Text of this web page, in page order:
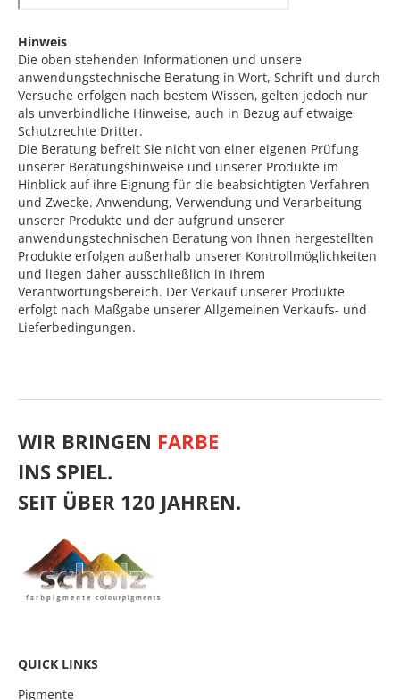
Hinweis
Die oben stehenden Informationen und unsere
anwendungstechnische Beratung in Wort, Schrift und durch
Versuche erfolgen nach bestem Wissen, gelten jedoch nur
als unverbindliche Hinweise, auch in Bezug auf etwaige
Schutzrechte Dritter.
Die Beratung befreit Sie nicht von einer eigenen Prüfung
unserer Beratungshinweise und unserer Produkte im
Hinblick auf ihre Eignung für die beabsichtigten Verfahren
und Zwecke. Anwendung, Verwendung und Verarbeitung
unserer Produkte und der aufgrund unserer
anwendungstechnischen Beratung von Ihnen hergestellten
Produkte erfolgen außerhalb unserer Kontrollmöglichkeiten
und liegen daher ausschließlich in Ihrem
Verantwortungsbereich. Der Verkauf unserer Produkte
erfolgt nach Maßgabe unserer Allgemeinen Verkaufs- und
Lieferbedingungen.
WIR BRINGEN FARBE
INS SPIEL.
SEIT ÜBER 120 JAHREN.
QUICK LINKS
Pigmente